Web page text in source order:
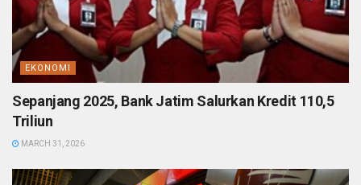
EKONOMI
Sepanjang 2025, Bank Jatim Salurkan Kredit 110,5
Triliun
MARCH 31, 2026